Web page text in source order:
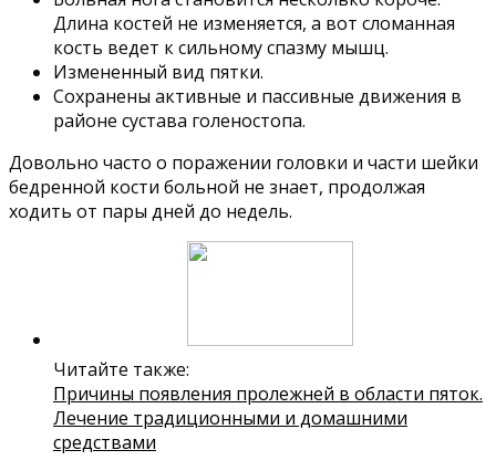
Длина костей не изменяется, а вот сломанная
кость ведет к сильному спазму мышц.
Измененный вид пятки.
Сохранены активные и пассивные движения в
районе сустава голеностопа.
Довольно часто о поражении головки и части шейки
бедренной кости больной не знает, продолжая
ходить от пары дней до недель.
Читайте также:
Причины появления пролежней в области пяток.
Лечение традиционными и домашними
средствами